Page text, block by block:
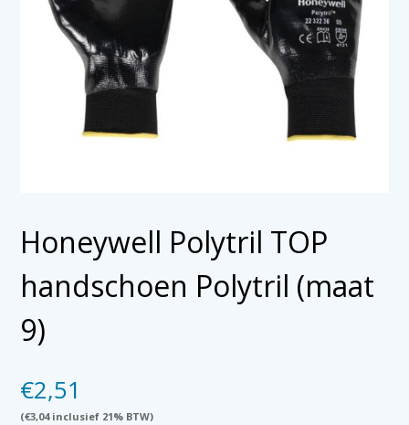
Honeywell Polytril TOP
handschoen Polytril (maat
9)
€2,51
(€3,04inclusief 21% BTW)